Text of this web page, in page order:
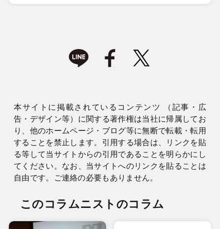
本サイトに掲載されているコンテンツ （記事・広
告・デザイン等）に関する著作権は当社に帰属してお
り、他のホームページ・ブログ等に無断で転載・転用
することを禁止します。引用する場合は、リンクを貼
る等して当サイトからの引用であることを明らかにし
てください。なお、当サイトへのリンクを貼ることは
自由です。ご連絡の必要もありません。
このコラムニストのコラム